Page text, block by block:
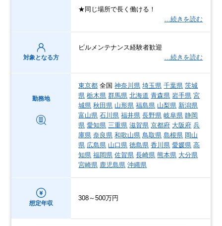
★同じ場所で長く働ける！
…続きを読む
対象となる方
ビルメンテナンス経験者歓迎
…続きを読む
勤務地
東京都 全国神奈川県 埼玉県 千葉県 茨城
県 栃木県 群馬県 北海道 青森県 岩手県 宮
城県 秋田県 山形県 福島県 山梨県 新潟県
富山県 石川県 福井県 長野県 岐阜県 静岡
県 愛知県 三重県 滋賀県 京都府 大阪府 兵
庫県 奈良県 和歌山県 鳥取県 島根県 岡山
県 広島県 山口県 徳島県 香川県 愛媛県 高
知県 福岡県 佐賀県 長崎県 熊本県 大分県
宮崎県 鹿児島県 沖縄県
想定年収
308～500万円